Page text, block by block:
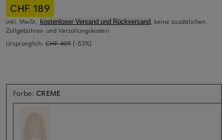
CHF 189
inkl. MwSt., kostenloser Versand und Rückversand, keine zusätzlichen
Zollgebühren und Verzollungskosten
Ursprünglich: CHF 409 (-53%)
Farbe:CREME